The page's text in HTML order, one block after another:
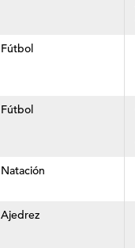
Fútbol
Fútbol
Natación
Ajedrez